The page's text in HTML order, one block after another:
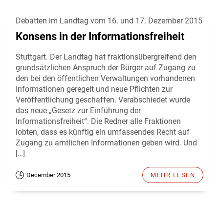
Debatten im Landtag vom 16. und 17. Dezember 2015
Konsens in der Informationsfreiheit
Stuttgart. Der Landtag hat fraktionsübergreifend den
grundsätzlichen Anspruch der Bürger auf Zugang zu
den bei den öffentlichen Verwaltungen vorhandenen
Informationen geregelt und neue Pflichten zur
Veröffentlichung geschaffen. Verabschiedet wurde
das neue „Gesetz zur Einführung der
Informationsfreiheit“. Die Redner alle Fraktionen
lobten, dass es künftig ein umfassendes Recht auf
Zugang zu amtlichen Informationen geben wird. Und
[…]
December 2015 MEHR LESEN